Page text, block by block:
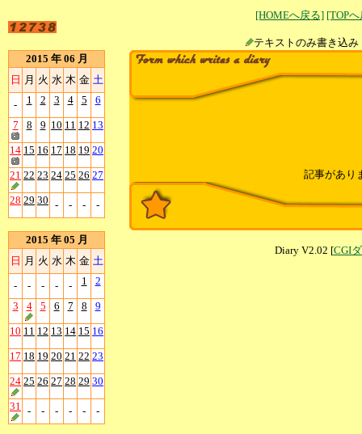
[HOMEへ戻る] [TOP
テキストのみ書
2015 年 06 月
日 月 火 水 木 金 土
- 1 2 3 4 5 6
7 8 9 10 11 12 13
14 15 16 17 18 19 20
21 22 23 24 25 26 27
28 29 30 - - - -
2015 年 05 月
日 月 火 水 木 金 土
- - - - - 1 2
3 4 5 6 7 8 9
10 11 12 13 14 15 16
17 18 19 20 21 22 23
24 25 26 27 28 29 30
31 - - - - - -
記事があり
Diary V2.02 [CGI